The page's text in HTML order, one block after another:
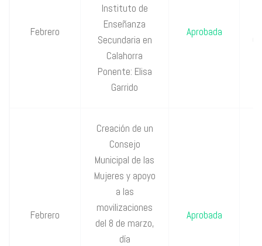
Febrero
Instituto de
Enseñanza
Secundaria en
Calahorra
Ponente: Elisa
Garrido
Aprobada
Febrero
Creación de un
Consejo
Municipal de las
Mujeres y apoyo
a las
movilizaciones
del 8 de marzo,
día
Aprobada